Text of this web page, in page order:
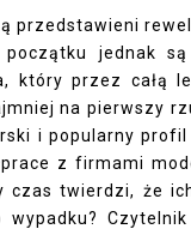
przedstawieni
jednak
który przez całą
na pierwszy
i popularny
z firmami
czas twierdzi, że